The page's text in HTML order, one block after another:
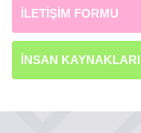
İLETİŞİM FORMU
İNSAN KAYNAKLARI